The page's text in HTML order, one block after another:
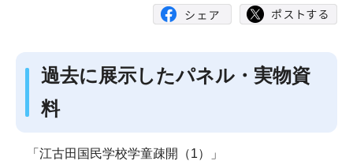
過去に展示したパネル・実物資
料
「江古田国民学校学童疎開（1）」